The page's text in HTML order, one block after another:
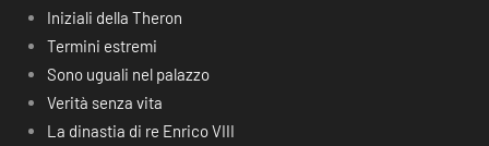
Iniziali della Theron
Termini estremi
Sono uguali nel palazzo
Verità senza vita
La dinastia di re Enrico VIII